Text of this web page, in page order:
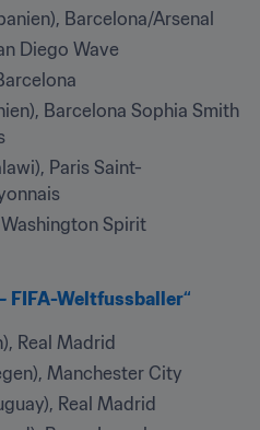
Barcelona/Arsenal
Diego Wave
Barcelona Sophia Smith
Paris Saint-
Spirit
FIFA-Weltfussballer“
Real Madrid
Manchester City
Real Madrid